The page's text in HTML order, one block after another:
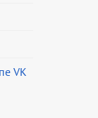
VK